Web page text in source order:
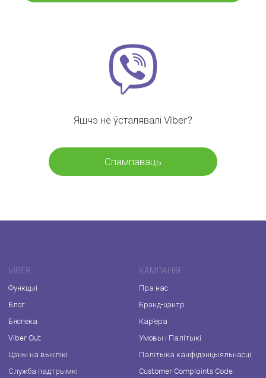
Яшчэ не ўсталявалі Viber?
Спампаваць
VIBER
Функцыі
Блог
Бяспека
Viber Out
Цэны на выклікі
Служба падтрымкі
КАМПАНІЯ
Пра нас
Брэнд-цэнтр
Кар'ера
Умовы і Палітыкі
Палітыка канфідэнцыяльнасці
Customer Complaints Code